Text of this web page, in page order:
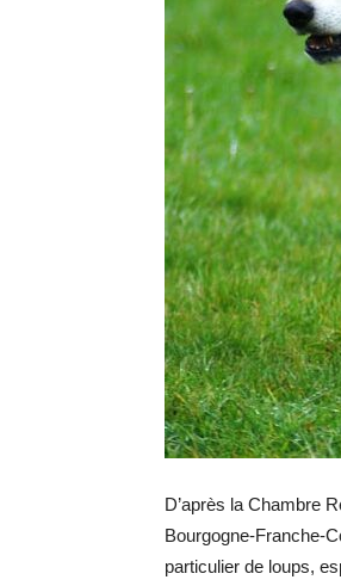
D’après la Chambre
Bourgogne-Franche-
particulier de loups,